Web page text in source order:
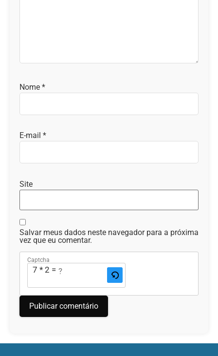
Nome *
E-mail *
Site
Salvar meus dados neste navegador para a próxima
vez que eu comentar.
Captcha
7 * 2 = ?